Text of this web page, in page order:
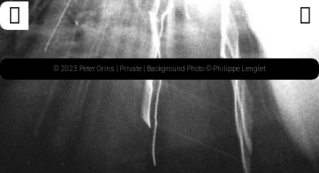
Navigation
des
articles
ARTICLE
PRÉCÉDENT© 2023 Peter Orins | Private | Background Photo © Philippe Lenglet